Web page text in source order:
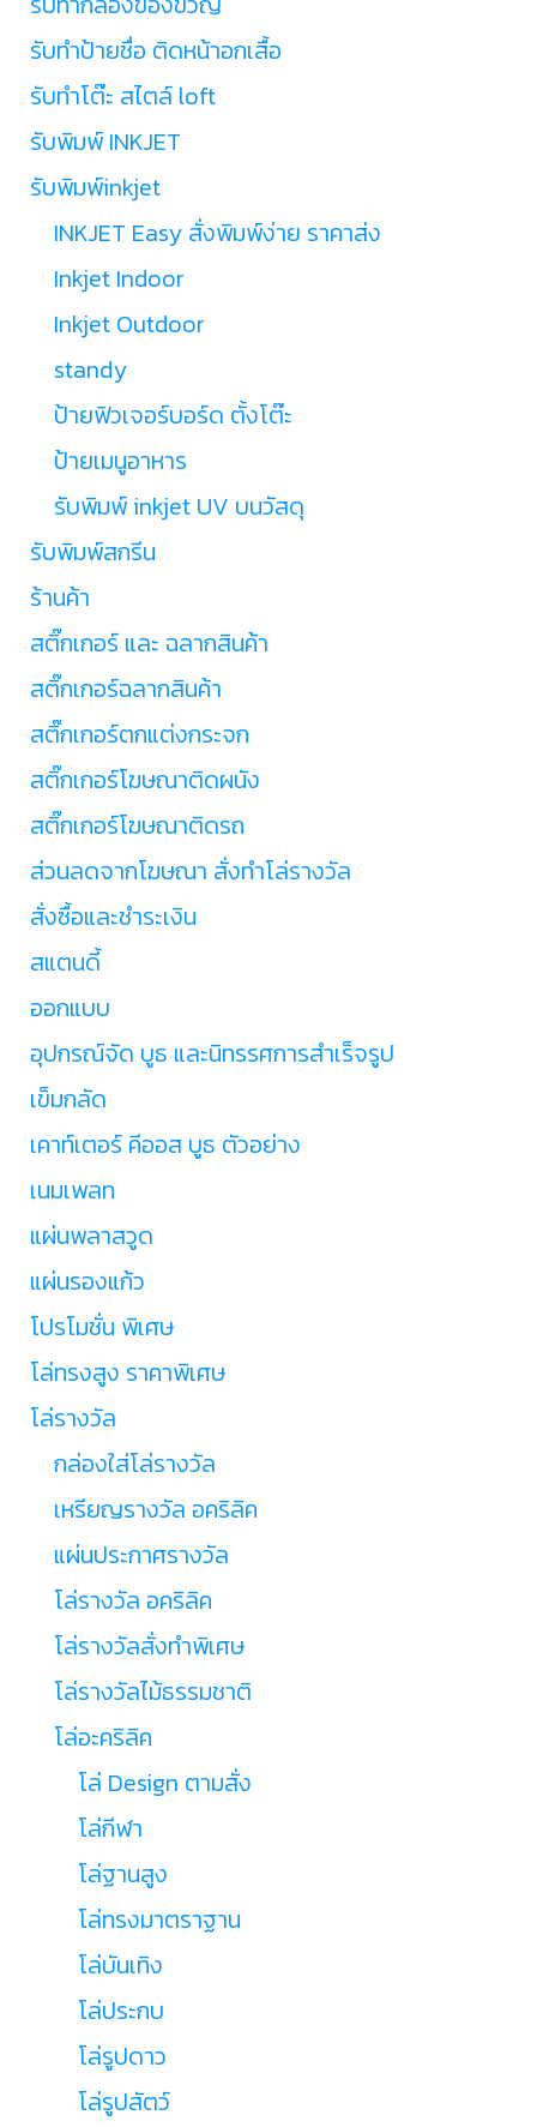
รับทำป้ายชื่อ ติดหน้าอกเสื้อ
รับทำโต๊ะ สไตล์ loft
รับพิมพ์ INKJET
รับพิมพ์inkjet
INKJET Easy สั่งพิมพ์ง่าย ราคาส่ง
Inkjet Indoor
Inkjet Outdoor
standy
ป้ายฟิวเจอร์บอร์ด ตั้งโต๊ะ
ป้ายเมนูอาหาร
รับพิมพ์ inkjet UV บนวัสดุ
รับพิมพ์สกรีน
ร้านค้า
สติ๊กเกอร์ และ ฉลากสินค้า
สติ๊กเกอร์ฉลากสินค้า
สติ๊กเกอร์ตกแต่งกระจก
สติ๊กเกอร์โฆษณาติดผนัง
สติ๊กเกอร์โฆษณาติดรถ
ส่วนลดจากโฆษณา สั่งทำโล่รางวัล
สั่งซื้อและชำระเงิน
สแตนดี้
ออกแบบ
อุปกรณ์จัด บูธ และนิทรรศการสำเร็จรูป
เข็มกลัด
เคาท์เตอร์ คีออส บูธ ตัวอย่าง
เนมเพลท
แผ่นพลาสวูด
แผ่นรองแก้ว
โปรโมชั่น พิเศษ
โล่ทรงสูง ราคาพิเศษ
โล่รางวัล
กล่องใส่โล่รางวัล
เหรียญรางวัล อคริลิค
แผ่นประกาศรางวัล
โล่รางวัล อคริลิค
โล่รางวัลสั่งทำพิเศษ
โล่รางวัลไม้ธรรมชาติ
โล่อะคริลิค
โล่ Design ตามสั่ง
โล่กีฬา
โล่ฐานสูง
โล่ทรงมาตราฐาน
โล่บันเทิง
โล่ประกบ
โล่รูปดาว
โล่รูปสัตว์